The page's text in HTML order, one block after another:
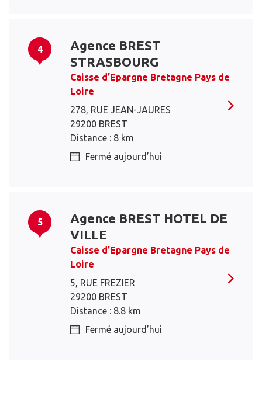
4
Agence BREST
STRASBOURG
Caisse d’Epargne Bretagne Pays de
Loire
278, RUE JEAN-JAURES
29200 BREST
Distance : 8 km
Fermé aujourd’hui
5
Agence BREST HOTEL DE
VILLE
Caisse d’Epargne Bretagne Pays de
Loire
5, RUE FREZIER
29200 BREST
Distance : 8.8 km
Fermé aujourd’hui